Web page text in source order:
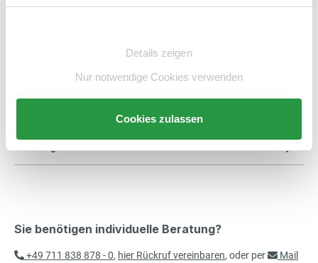
Details zeigen
Nur notwendige Cookies verwenden
Cookies zulassen
Sie benötigen individuelle Beratung?
+49 711 838 878 - 0, hier Rückruf vereinbaren, oder per
Mail